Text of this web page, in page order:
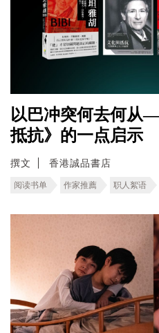
以巴冲突何去何从
抵抗》的一点启示
撰文 香港誠品書店
阅读书单 作家推薦 职人絮语